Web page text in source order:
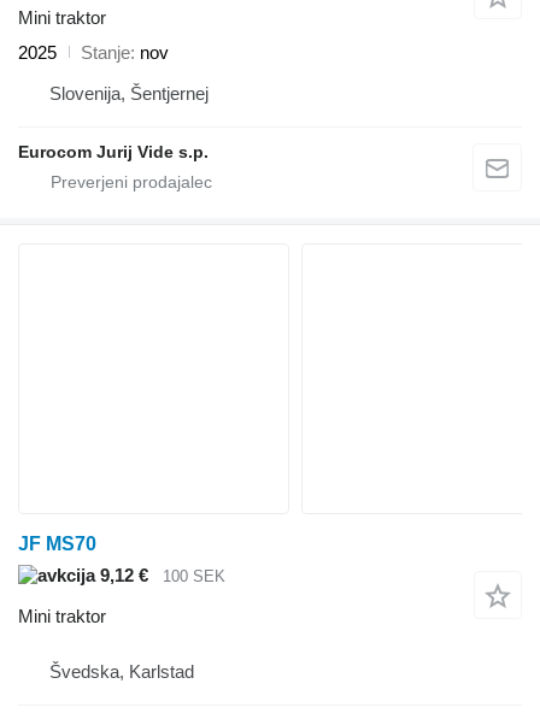
Mini traktor
2025
Stanje nov
Slovenija, Šentjernej
Eurocom Jurij Vide s.p.
JF MS70
9,12 €
100 SEK
Mini traktor
Švedska, Karlstad